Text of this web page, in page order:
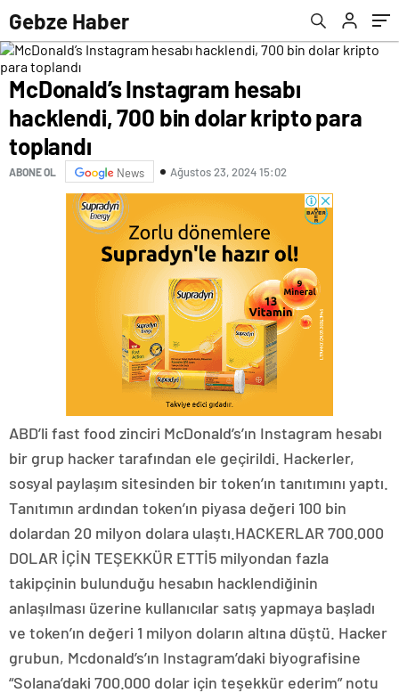
Gebze Haber
McDonald’s Instagram hesabı
hacklendi, 700 bin dolar kripto para
toplandı
ABONE OL News Ağustos 23, 2024 15:02
ABD’li fast food zinciri McDonald’s’ın Instagram hesabı
bir grup hacker tarafından ele geçirildi. Hackerler,
sosyal paylaşım sitesinden bir token’ın tanıtımını yaptı.
Tanıtımın ardından token’ın piyasa değeri 100 bin
dolardan 20 milyon dolara ulaştı.HACKERLAR 700.000
DOLAR İÇİN TEŞEKKÜR ETTİ5 milyondan fazla
takipçinin bulunduğu hesabın hacklendiğinin
anlaşılması üzerine kullanıcılar satış yapmaya başladı
ve token’ın değeri 1 milyon doların altına düştü. Hacker
grubun, Mcdonald’s’ın Instagram’daki biyografisine
“Solana’daki 700.000 dolar için teşekkür ederim” notu